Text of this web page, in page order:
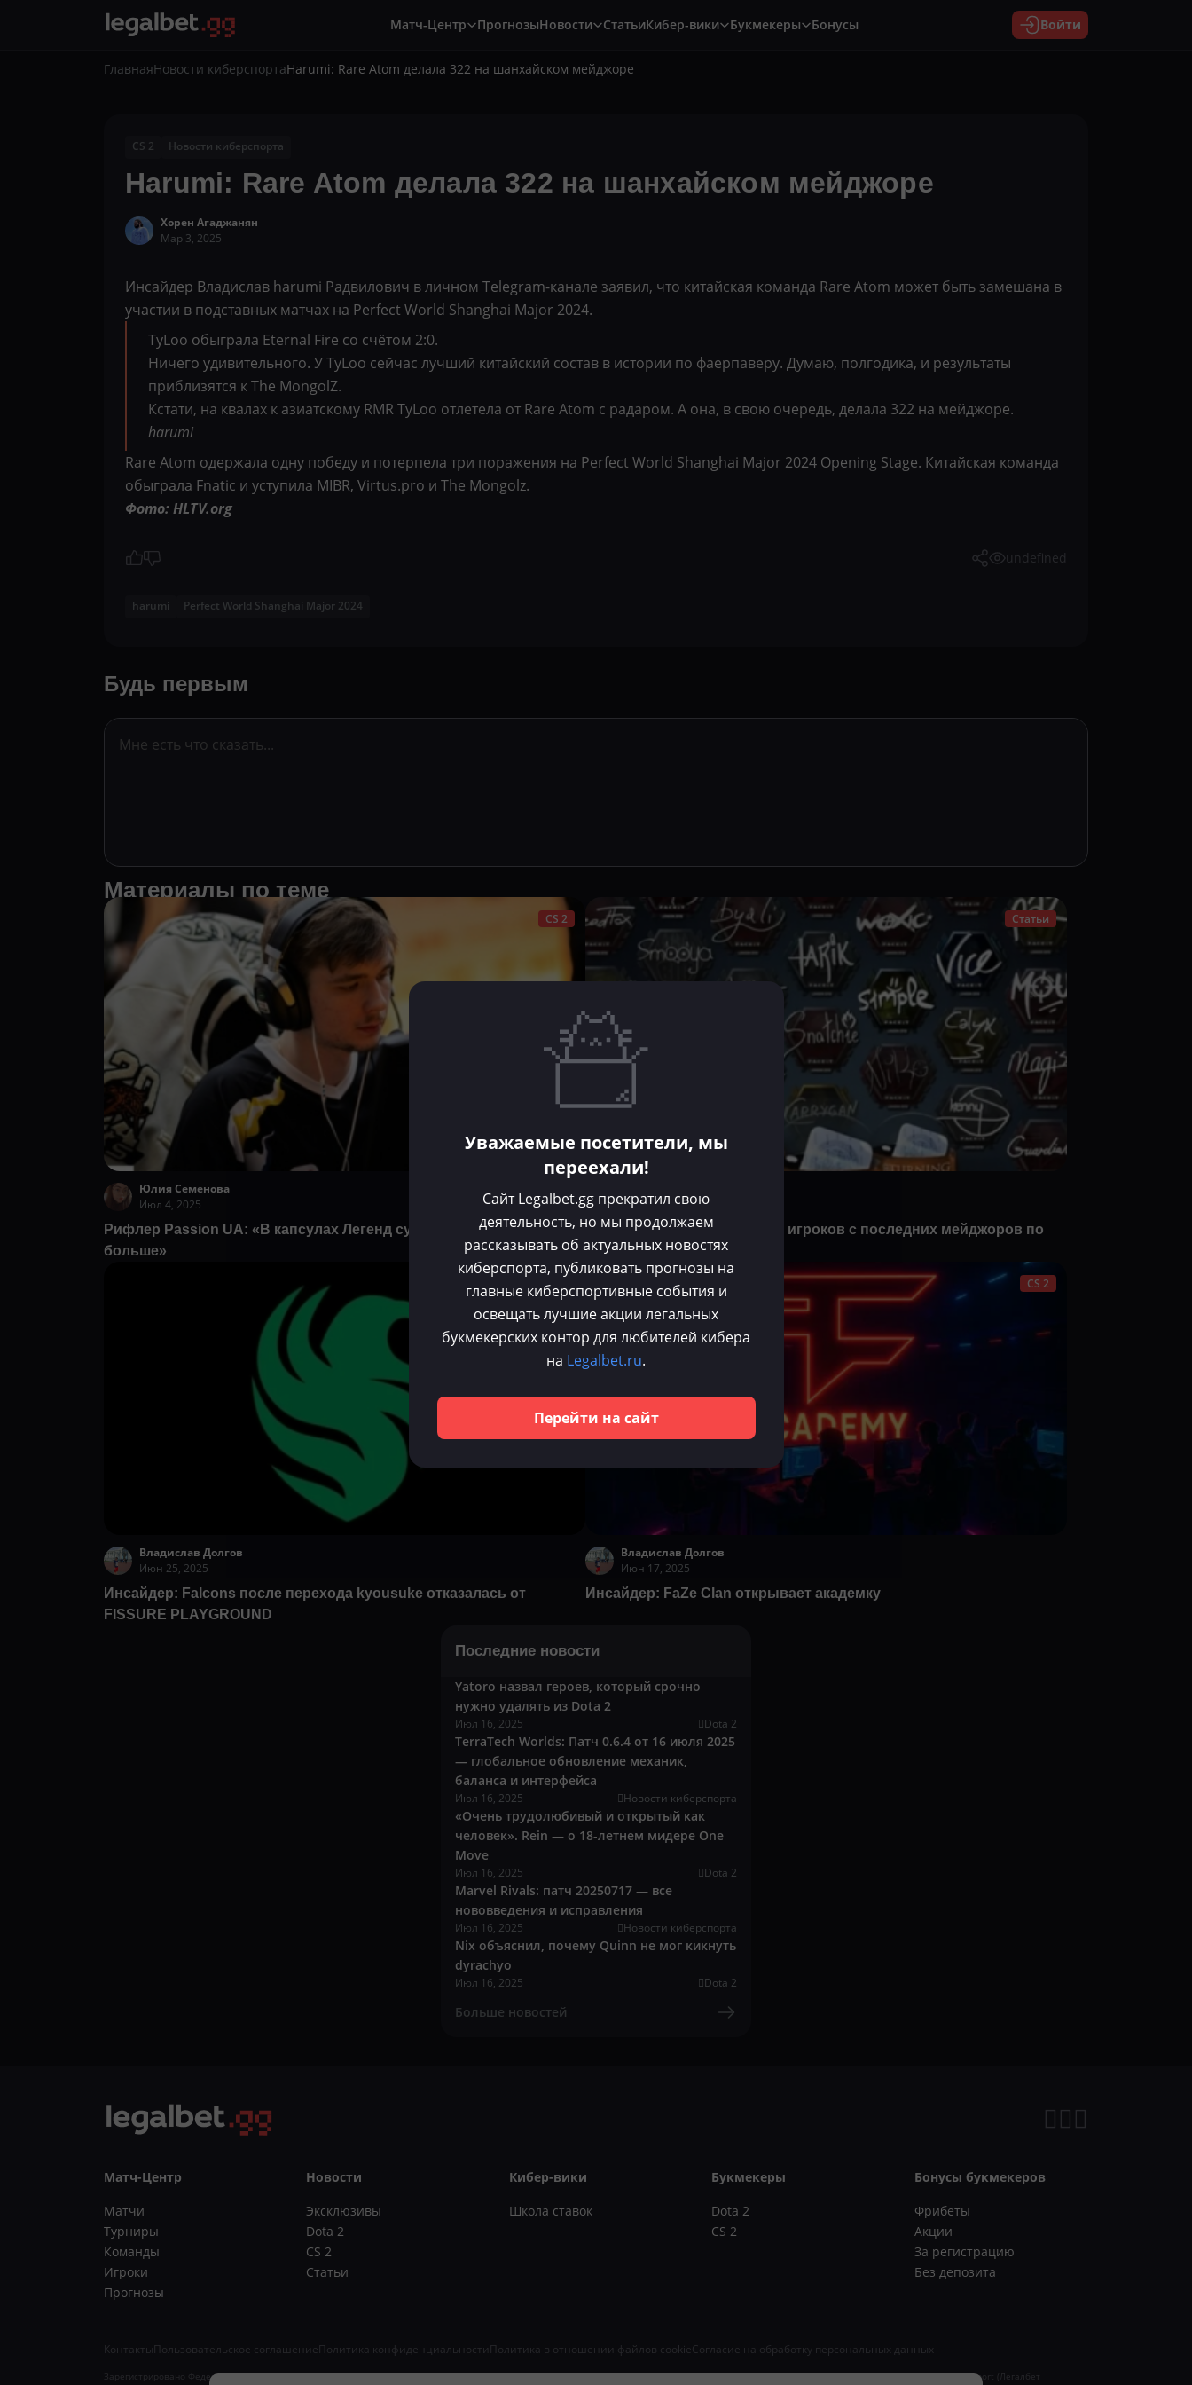
Матч-Центр ПрогнозыНовости СтатьиКибер-вики Букмекеры Бонусы Войти
ГлавнаяНовости киберспортаHarumi: Rare Atom делала 322 на шанхайском мейджоре
CS 2 Новости киберспорта
Harumi: Rare Atom делала 322 на шанхайском мейджоре
Хорен Агаджанян
Мар 3, 2025
Инсайдер Владислав harumi Радвилович в личном Telegram-канале заявил, что китайская команда Rare Atom может быть замешана в
участии в подставных матчах на Perfect World Shanghai Major 2024.
TyLoo обыграла Eternal Fire со счётом 2:0.
Ничего удивительного. У TyLoo сейчас лучший китайский состав в истории по фаерпаверу. Думаю, полгодика, и результаты
приблизятся к The MongolZ.
Кстати, на квалах к азиатскому RMR TyLoo отлетела от Rare Atom с радаром. А она, в свою очередь, делала 322 на мейджоре.
harumi
Rare Atom одержала одну победу и потерпела три поражения на Perfect World Shanghai Major 2024 Opening Stage. Китайская команда
обыграла Fnatic и уступила MIBR, Virtus.pro и The Mongolz.
Фото: HLTV.org
undefined
harumi Perfect World Shanghai Major 2024
Будь первым
Материалы по теме
CS 2
Юлия Семенова
Июл 4, 2025
Рифлер Passion UA: «В капсулах Легенд суммы почти в пять раз
больше»
Статьи
Июл 3, 2025
Самые уродливые стикеры игроков с последних мейджоров по
CS2
CS 2
Владислав Долгов
Июн 25, 2025
Инсайдер: Falcons после перехода kyousuke отказалась от
FISSURE PLAYGROUND
CS 2
Владислав Долгов
Июн 17, 2025
Инсайдер: FaZe Clan открывает академку
Последние новости
Yatoro назвал героев, который срочно
нужно удалять из Dota 2
Июл 16, 2025 Dota 2
TerraTech Worlds: Патч 0.6.4 от 16 июля 2025
— глобальное обновление механик,
баланса и интерфейса
Июл 16, 2025 Новости киберспорта
«Очень трудолюбивый и открытый как
человек». Rein — о 18-летнем мидере One
Move
Июл 16, 2025 Dota 2
Marvel Rivals: патч 20250717 — все
нововведения и исправления
Июл 16, 2025 Новости киберспорта
Nix объяснил, почему Quinn не мог кикнуть
dyrachyo
Июл 16, 2025 Dota 2
Больше новостей
Матч-Центр
Матчи
Турниры
Команды
Игроки
Прогнозы
Новости
Эксклюзивы
Dota 2
CS 2
Статьи
Кибер-вики
Школа ставок
Букмекеры
Dota 2
CS 2
Бонусы букмекеров
Фрибеты
Акции
За регистрацию
Без депозита
Контакты Пользовательское соглашениеПолитика конфиденциальностиПолитика в отношении файлов cookieСогласие на обработку персональных данных
Зарегистрировано Федеральной службой по надзору в сфере связи, информационных технологий и массовых коммуникаций (Роскомнадзор) 16.08.2024. Запись о регистрации СМИ «Legalbet Cybersport (Легалбет
Уважаемые посетители, мы
переехали!
Сайт Legalbet.gg прекратил свою
деятельность, но мы продолжаем
рассказывать об актуальных новостях
киберспорта, публиковать прогнозы на
главные киберспортивные события и
освещать лучшие акции легальных
букмекерских контор для любителей кибера
на Legalbet.ru.
Перейти на сайт